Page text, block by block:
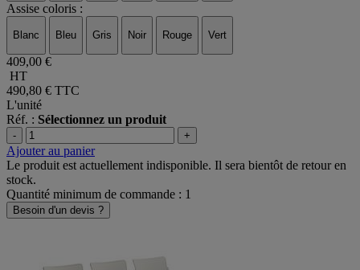
Assise coloris :
Blanc Bleu Gris Noir Rouge Vert
409,00 €
HT
490,80 € TTC
L'unité
Réf. : Sélectionnez un produit
- +
Ajouter au panier
Le produit est actuellement indisponible. Il sera bientôt de retour en
stock.
Quantité minimum de commande : 1
Besoin d'un devis ?